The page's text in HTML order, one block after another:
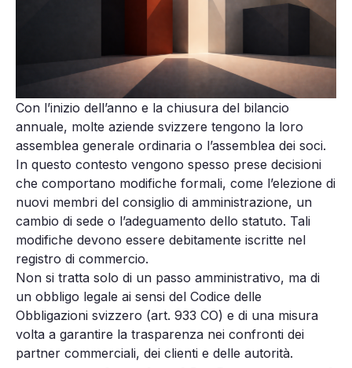
Con l’inizio dell’anno e la chiusura del bilancio
annuale, molte aziende svizzere tengono la loro
assemblea generale ordinaria o l’assemblea dei soci.
In questo contesto vengono spesso prese decisioni
che comportano modifiche formali, come l’elezione di
nuovi membri del consiglio di amministrazione, un
cambio di sede o l’adeguamento dello statuto. Tali
modifiche devono essere debitamente iscritte nel
registro di commercio.
Non si tratta solo di un passo amministrativo, ma di
un obbligo legale ai sensi del Codice delle
Obbligazioni svizzero (art. 933 CO) e di una misura
volta a garantire la trasparenza nei confronti dei
partner commerciali, dei clienti e delle autorità.